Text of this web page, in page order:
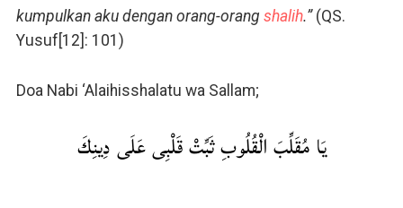
kumpulkan aku dengan orang-orang shalih.”(QS.
Yusuf[12]: 101)
Doa Nabi ‘Alaihisshalatu wa Sallam;
يَا مُقَلِّبَ الْقُلُوبِ ثَبِّتْ قَلْبِى عَلَى دِينِكَ